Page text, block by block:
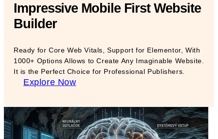
Impressive Mobile First Website
Builder
Ready for Core Web Vitals, Support for Elementor, With
1000+ Options Allows to Create Any Imaginable Website.
It is the Perfect Choice for Professional Publishers.
Explore Now